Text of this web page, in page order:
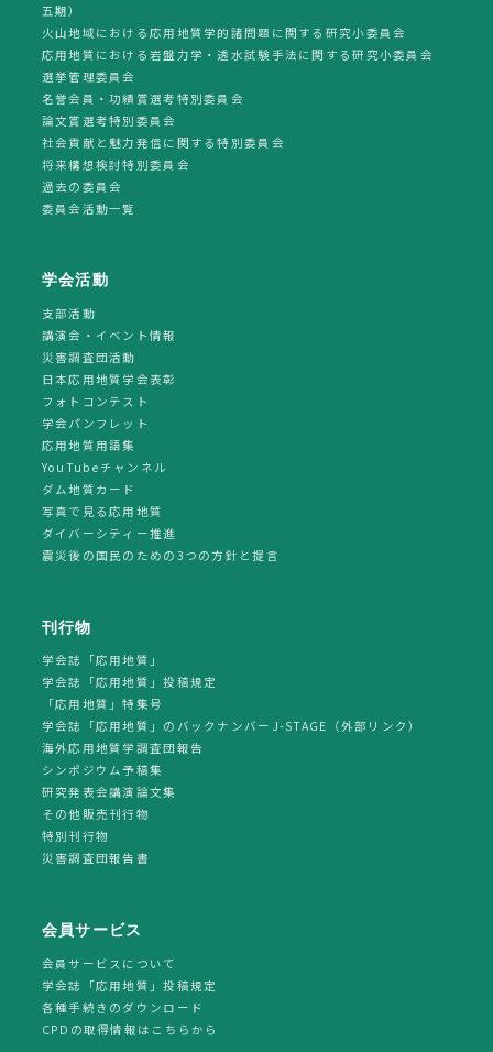
五期）
火山地域における応用地質学的諸問題に関する研究小委員会
応用地質における岩盤力学・透水試験手法に関する研究小委員会
選挙管理委員会
名誉会員・功績賞選考特別委員会
論文賞選考特別委員会
社会貢献と魅力発信に関する特別委員会
将来構想検討特別委員会
過去の委員会
委員会活動一覧
学会活動
支部活動
講演会・イベント情報
災害調査団活動
日本応用地質学会表彰
フォトコンテスト
学会パンフレット
応用地質用語集
YouTubeチャンネル
ダム地質カード
写真で見る応用地質
ダイバーシティー推進
震災後の国民のための3つの方針と提言
刊行物
学会誌「応用地質」
学会誌「応用地質」投稿規定
「応用地質」特集号
学会誌「応用地質」のバックナンバーJ-STAGE（外部リンク）
海外応用地質学調査団報告
シンポジウム予稿集
研究発表会講演論文集
その他販売刊行物
特別刊行物
災害調査団報告書
会員サービス
会員サービスについて
学会誌「応用地質」投稿規定
各種手続きのダウンロード
CPDの取得情報はこちらから